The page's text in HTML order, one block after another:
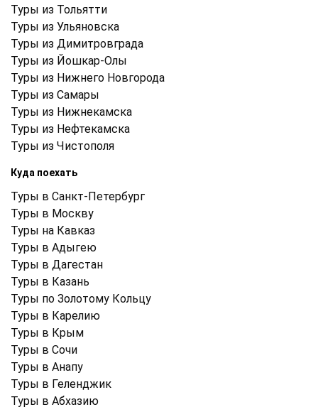
Туры из Тольятти
Туры из Ульяновска
Туры из Димитровграда
Туры из Йошкар-Олы
Туры из Нижнего Новгорода
Туры из Самары
Туры из Нижнекамска
Туры из Нефтекамска
Туры из Чистополя
Куда поехать
Туры в Санкт-Петербург
Туры в Москву
Туры на Кавказ
Туры в Адыгею
Туры в Дагестан
Туры в Казань
Туры по Золотому Кольцу
Туры в Карелию
Туры в Крым
Туры в Cочи
Туры в Анапу
Туры в Геленджик
Туры в Абхазию